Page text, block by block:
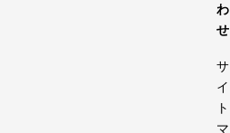
わ
せ
サ
イ
ト
マ